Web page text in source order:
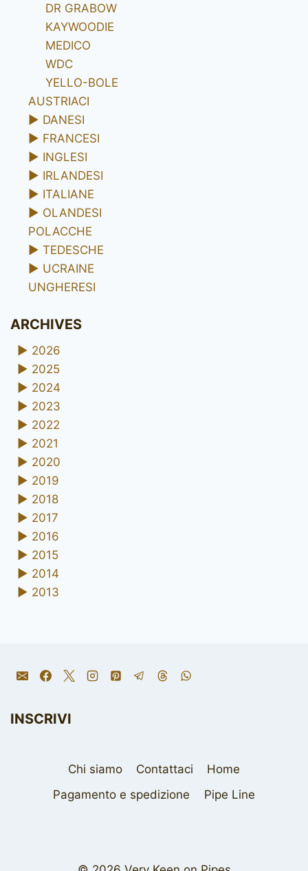
DR GRABOW
KAYWOODIE
MEDICO
WDC
YELLO-BOLE
AUSTRIACI
► DANESI
► FRANCESI
► INGLESI
► IRLANDESI
► ITALIANE
► OLANDESI
POLACCHE
► TEDESCHE
► UCRAINE
UNGHERESI
ARCHIVES
► 2026
► 2025
► 2024
► 2023
► 2022
► 2021
► 2020
► 2019
► 2018
► 2017
► 2016
► 2015
► 2014
► 2013
INSCRIVI
Chi siamo Contattaci
Home
Pagamento e spedizione
Pipe Line